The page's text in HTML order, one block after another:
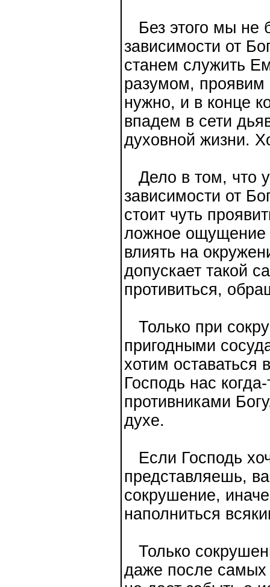
Без этого мы не
зависимости от
станем служить
разумом, проявим
нужно, и в конце
впадем в сети
духовной жизни.
Дело в том, что
зависимости от
стоит чуть
ложное ощущение
влиять на
допускает такой
противиться,
Только при
пригодными
хотим оставаться
Господь нас
противниками
духе.
Если Господь
представляешь,
сокрушение,
наполниться
Только
даже после самых